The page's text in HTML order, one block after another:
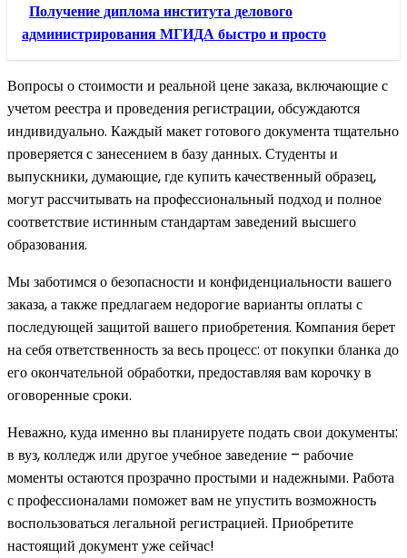
Получение диплома института делового
администрирования МГИДА быстро и просто
Вопросы о стоимости и реальной цене заказа, включающие с
учетом реестра и проведения регистрации, обсуждаются
индивидуально. Каждый макет готового документа тщательно
проверяется с занесением в базу данных. Студенты и
выпускники, думающие, где купить качественный образец,
могут рассчитывать на профессиональный подход и полное
соответствие истинным стандартам заведений высшего
образования.
Мы заботимся о безопасности и конфиденциальности вашего
заказа, а также предлагаем недорогие варианты оплаты с
последующей защитой вашего приобретения. Компания берет
на себя ответственность за весь процесс: от покупки бланка до
его окончательной обработки, предоставляя вам корочку в
оговоренные сроки.
Неважно, куда именно вы планируете подать свои документы:
в вуз, колледж или другое учебное заведение – рабочие
моменты остаются прозрачно простыми и надежными. Работа
с профессионалами поможет вам не упустить возможность
воспользоваться легальной регистрацией. Приобретите
настоящий документ уже сейчас!